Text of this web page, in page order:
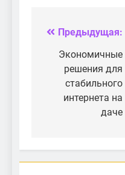
Навигация
по
записям
Предыдущая:
Экономичные
решения для
стабильного
интернета на
даче